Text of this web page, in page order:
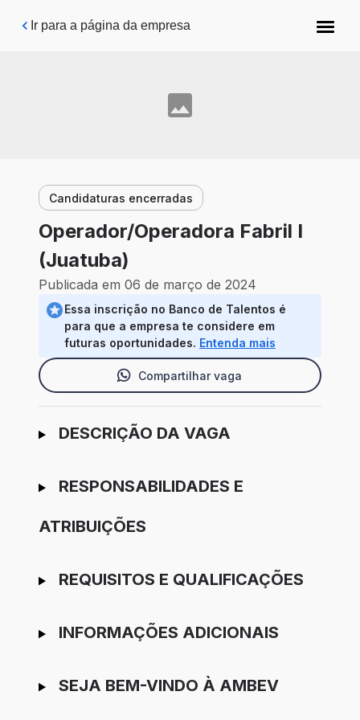
Pular para o conteúdo principal
Ir para a página da empresa
Candidaturas encerradas
Operador/Operadora Fabril I
(Juatuba)
Publicada em 06 de março de 2024
Essa inscrição no Banco de Talentos é
para que a empresa te considere em
futuras oportunidades. Entenda mais
Compartilhar vaga
Ir para candidatura
DESCRIÇÃO DA VAGA
RESPONSABILIDADES E
ATRIBUIÇÕES
REQUISITOS E QUALIFICAÇÕES
INFORMAÇÕES ADICIONAIS
SEJA BEM-VINDO À AMBEV